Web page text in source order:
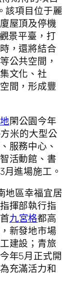
該項目位于麗
屋頂及停機
景平臺，打
，還將結合
公共空間，
文化、社
間，形成豐
閑公園今年
米的大型公
服務中心、
活動館、書
進場施工。
地區幸福宜居
揮部執行指
九宮格都高
新發地市場
建設；青旅
年5月正式開
充滿活力和